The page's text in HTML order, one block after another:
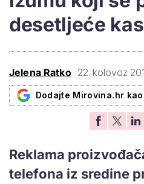
desetljeće
Jelena Ratko 22. kolovoz
Dodajte Mirovina.hr
Reklama
telefona iz sredine